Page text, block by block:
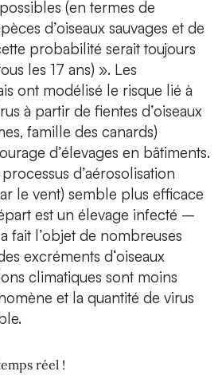
(en termes de
d’oiseaux sauvages et de
probabilité serait toujours
les 17 ans) ». Les
ont modélisé le risque lié à
à partir de fientes d’oiseaux
famille des canards)
d’élevages en bâtiments.
d’aérosolisation
le vent) semble plus efficace
est un élevage infecté –
fait l’objet de nombreuses
excréments d‘oiseaux
climatiques sont moins
et la quantité de virus
réel !